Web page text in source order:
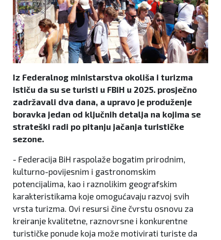
Iz Federalnog ministarstva okoliša i turizma
ističu da su se turisti u FBiH u 2025. prosječno
zadržavali dva dana, a upravo je produženje
boravka jedan od ključnih detalja na kojima se
strateški radi po pitanju jačanja turističke
sezone.
- Federacija BiH raspolaže bogatim prirodnim,
kulturno-povijesnim i gastronomskim
potencijalima, kao i raznolikim geografskim
karakteristikama koje omogućavaju razvoj svih
vrsta turizma. Ovi resursi čine čvrstu osnovu za
kreiranje kvalitetne, raznovrsne i konkurentne
turističke ponude koja može motivirati turiste da